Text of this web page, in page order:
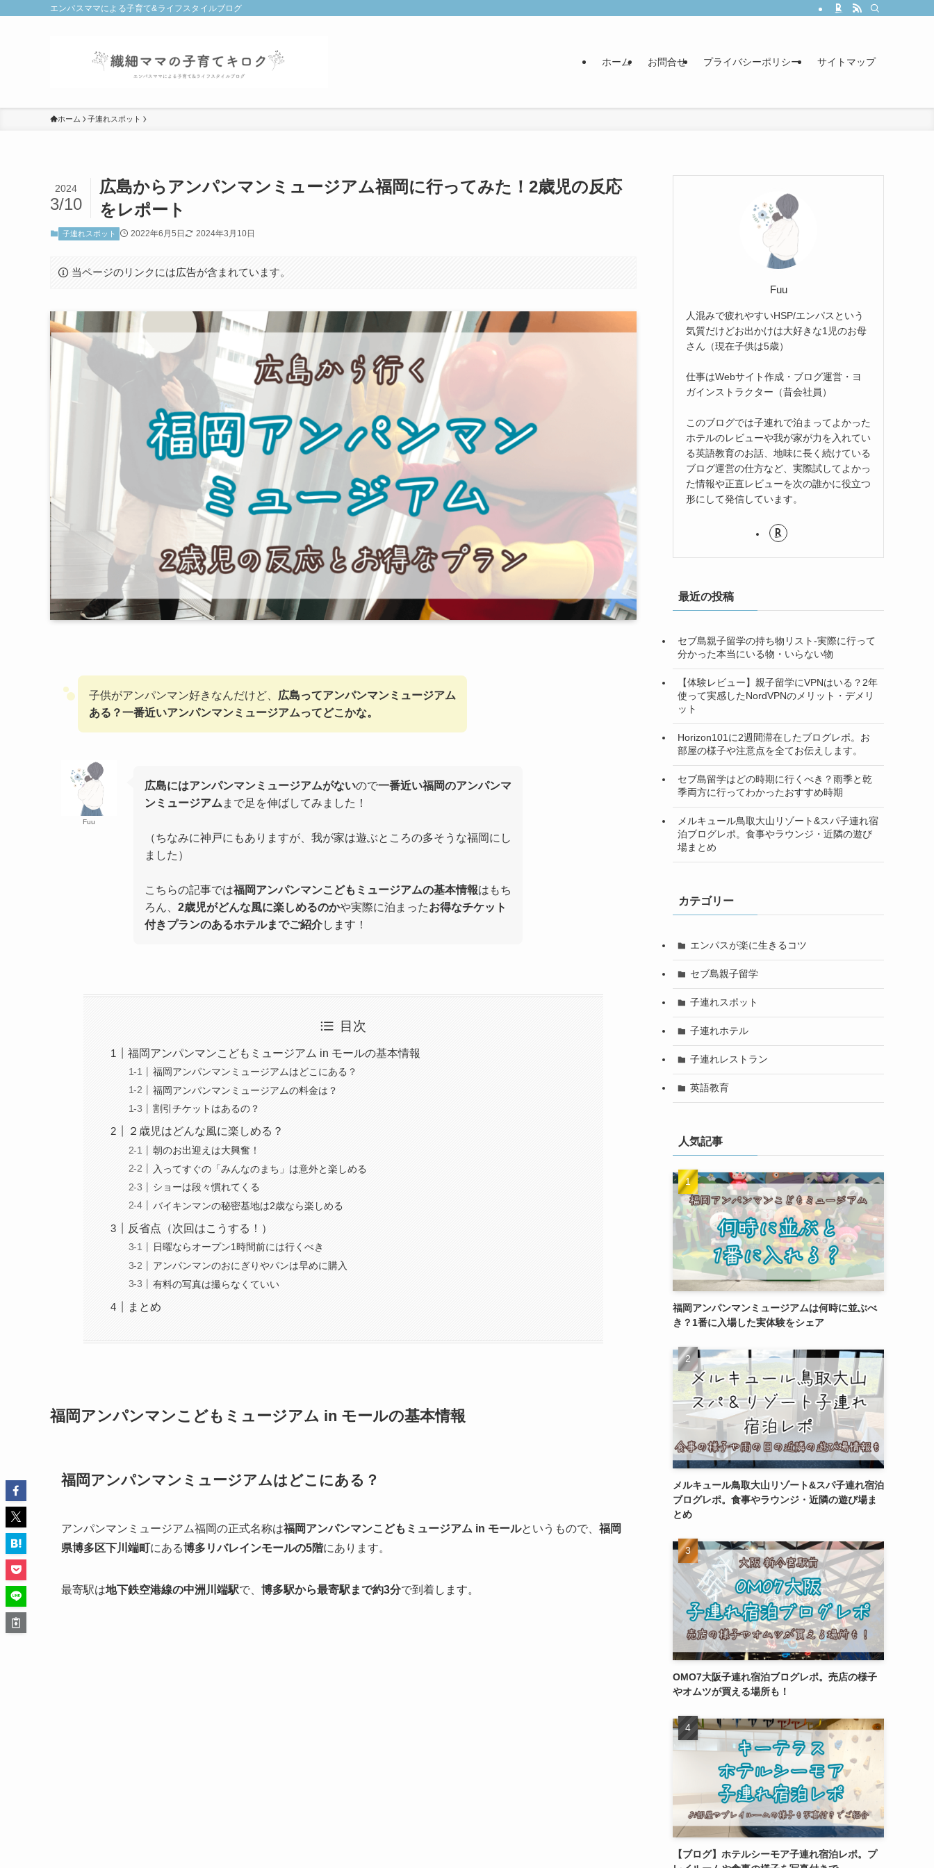
エンパスママによる子育て&ライフスタイルブログ
ホーム お問合せ プライバシーポリシー サイトマップ
ホーム 子連れスポット
広島からアンパンマンミュージアム福岡に行ってみた！2歳児の反応
をレポート
2024
3/10
子連れスポット 2022年6月5日 2024年3月10日
当ページのリンクには広告が含まれています。
子供がアンパンマン好きなんだけど、 広島ってアンパンマンミュージアム
ある？一番近いアンパンマンミュージアムってどこかな。
Fuu
広島にはアンパンマンミュージアムがないので一番近い福岡のアンパンマ
ンミュージアム まで足を伸ばしてみました！
（ちなみに神戸にもありますが、我が家は遊ぶところの多そうな福岡にし
ました）
こちらの記事では福岡アンパンマンこどもミュージアムの基本情報はもち
ろん、 2歳児がどんな風に楽しめるのかや実際に泊まったお得なチケット
付きプランのあるホテルまでご紹介します！
目次
福岡アンパンマンこどもミュージアム in モールの基本情報
福岡アンパンマンミュージアムはどこにある？
福岡アンパンマンミュージアムの料金は？
割引チケットはあるの？
２歳児はどんな風に楽しめる？
朝のお出迎えは大興奮！
入ってすぐの「みんなのまち」は意外と楽しめる
ショーは段々慣れてくる
バイキンマンの秘密基地は2歳なら楽しめる
反省点（次回はこうする！）
日曜ならオープン1時間前には行くべき
アンパンマンのおにぎりやパンは早めに購入
有料の写真は撮らなくていい
まとめ
福岡アンパンマンこどもミュージアム in モールの基本情報
福岡アンパンマンミュージアムはどこにある？
アンパンマンミュージアム福岡の正式名称は福岡アンパンマンこどもミュージアム in モールというもので、 福岡
県博多区下川端町にある博多リバレインモールの5階にあります。
最寄駅は地下鉄空港線の中洲川端駅で、 博多駅から最寄駅まで約3分で到着します。
Fuu
人混みで疲れやすいHSP/エンパスという
気質だけどお出かけは大好きな1児のお母
さん（現在子供は5歳）
仕事はWebサイト作成・ブログ運営・ヨ
ガインストラクター（昔会社員）
このブログでは子連れで泊まってよかった
ホテルのレビューや我が家が力を入れてい
る英語教育のお話、地味に長く続けている
ブログ運営の仕方など、実際試してよかっ
た情報や正直レビューを次の誰かに役立つ
形にして発信しています。
最近の投稿
セブ島親子留学の持ち物リスト-実際に行って
分かった本当にいる物・いらない物
【体験レビュー】親子留学にVPNはいる？2年
使って実感したNordVPNのメリット・デメリ
ット
Horizon101に2週間滞在したブログレポ。お
部屋の様子や注意点を全てお伝えします。
セブ島留学はどの時期に行くべき？雨季と乾
季両方に行ってわかったおすすめ時期
メルキュール鳥取大山リゾート&スパ子連れ宿
泊ブログレポ。食事やラウンジ・近隣の遊び
場まとめ
カテゴリー
エンパスが楽に生きるコツ
セブ島親子留学
子連れスポット
子連れホテル
子連れレストラン
英語教育
人気記事
福岡アンパンマンミュージアムは何時に並ぶべ
き？1番に入場した実体験をシェア
メルキュール鳥取大山リゾート&スパ子連れ宿泊
ブログレポ。食事やラウンジ・近隣の遊び場ま
とめ
OMO7大阪子連れ宿泊ブログレポ。売店の様子
やオムツが買える場所も！
【ブログ】ホテルシーモア子連れ宿泊レポ。プ